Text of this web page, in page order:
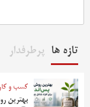
تازه ها پرطرفدار
کسب و کار
بهترین